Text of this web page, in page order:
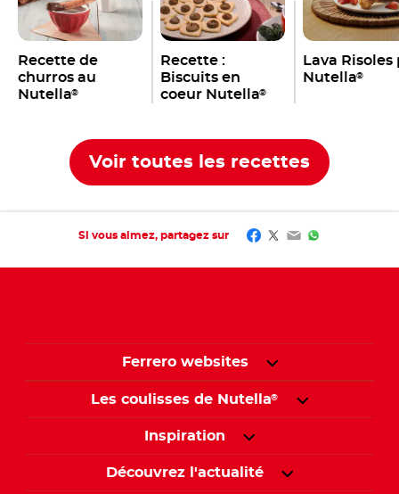
Recette de
churros au
Nutella®
Recette :
Biscuits en
coeur Nutella®
Lava Risoles
Nutella®
Voir toutes les recettes
Si vous aimez, partagez sur Facebook
Twitter
EmailWhatsApp
Ferrero websites
Les coulisses de Nutella®
Inspiration
Découvrez l'actualité